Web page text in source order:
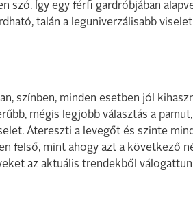
szó. Így egy férfi gardróbjában
talán a leguniverzálisabb
színben, minden esetben jól
mégis legjobb választás a
Átereszti a levegőt és szinte
felső, mint ahogy azt a következő
az aktuális trendekből